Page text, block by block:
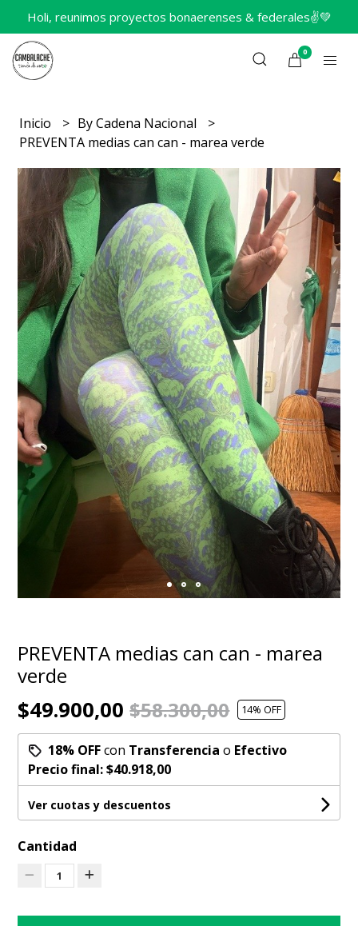
Holi, reunimos proyectos bonaerenses & federales✌️💚
0
Inicio
By Cadena Nacional
PREVENTA medias can can - marea verde
PREVENTA medias can can - marea
verde
$49.900,00$58.300,00 14% OFF
18% OFFcon Transferencia o Efectivo
Precio final:$40.918,00
Ver cuotas y descuentos
Cantidad
1